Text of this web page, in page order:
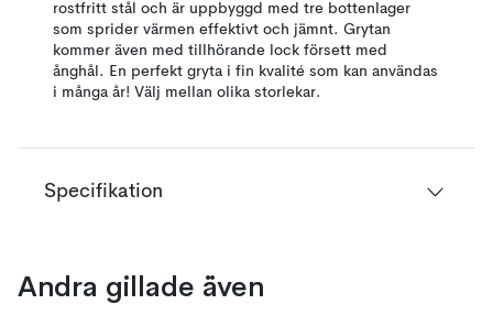
rostfritt stål och är uppbyggd med tre bottenlager
som sprider värmen effektivt och jämnt. Grytan
kommer även med tillhörande lock försett med
ånghål. En perfekt gryta i fin kvalité som kan användas
i många år! Välj mellan olika storlekar.
Specifikation
Andra gillade även